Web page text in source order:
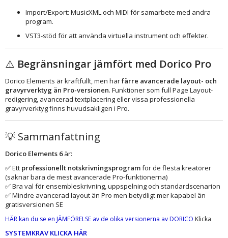
Import/Export: MusicXML och MIDI för samarbete med andra
program.
VST3-stöd för att använda virtuella instrument och effekter.
⚠️ Begränsningar jämfört med Dorico Pro
Dorico Elements är kraftfullt, men harfärre avancerade layout- och
gravyrverktyg än Pro-versionen. Funktioner som full Page Layout-
redigering, avancerad textplacering eller vissa professionella
gravyrverktyg finns huvudsakligen i Pro.
💡 Sammanfattning
Dorico Elements 6är:
✅ Ett professionellt notskrivningsprogramför de flesta kreatörer
(saknar bara de mest avancerade Pro-funktionerna)
✅ Bra val för ensembleskrivning, uppspelning och standardscenarion
✅ Mindre avancerad layout än Pro men betydligt mer kapabel än
gratisversionen SE
HÄR kan du se en JÄMFÖRELSE av de olika versionerna av DORICO Klicka
SYSTEMKRAV KLICKA HÄR